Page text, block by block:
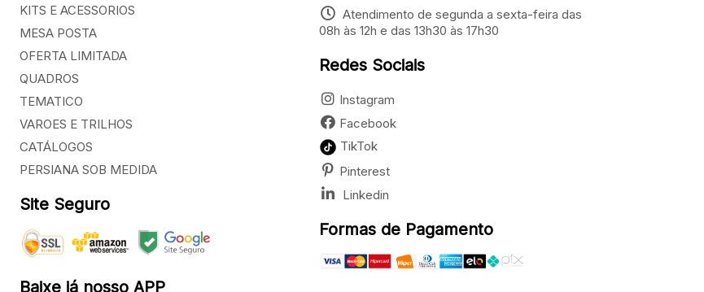
KITS E ACESSORIOS
MESA POSTA
OFERTA LIMITADA
QUADROS
TEMATICO
VAROES E TRILHOS
CATÁLOGOS
PERSIANA SOB MEDIDA
Site Seguro
Baixe já nosso APP
Atendimento de segunda a sexta-feira das
08h às 12h e das 13h30 às 17h30
Redes Sociais
Instagram
Facebook
TikTok
Pinterest
Linkedin
Formas de Pagamento